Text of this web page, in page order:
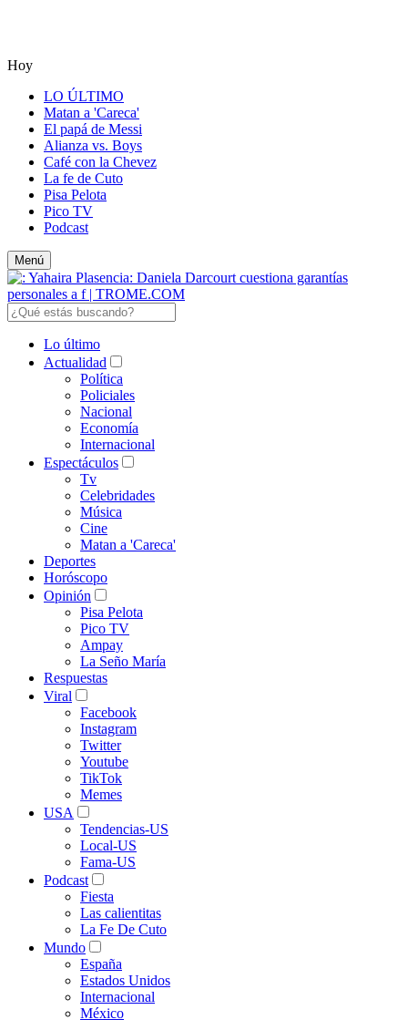
Hoy
LO ÚLTIMO
Matan a 'Careca'
El papá de Messi
Alianza vs. Boys
Café con la Chevez
La fe de Cuto
Pisa Pelota
Pico TV
Podcast
Menú
Lo último
Actualidad
Política
Policiales
Nacional
Economía
Internacional
Espectáculos
Tv
Celebridades
Música
Cine
Matan a 'Careca'
Deportes
Horóscopo
Opinión
Pisa Pelota
Pico TV
Ampay
La Seño María
Respuestas
Viral
Facebook
Instagram
Twitter
Youtube
TikTok
Memes
USA
Tendencias-US
Local-US
Fama-US
Podcast
Fiesta
Las calientitas
La Fe De Cuto
Mundo
España
Estados Unidos
Internacional
México